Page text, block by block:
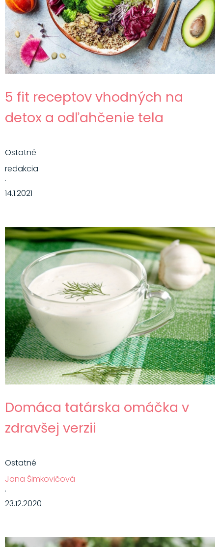
Hlavné jedlá
Šaláty
Dezerty
Nápoje
Ostatné
Motivácia
Zdravie
5 fit receptov vhodných na
detox a odľahčenie tela
Ostatné
redakcia
·
14.1.2021
Domáca tatárska omáčka v
zdravšej verzii
Ostatné
Jana Šimkovičová
·
23.12.2020